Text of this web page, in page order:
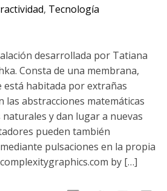
, Tecnología
desarrollada por Tatiana
Consta de una membrana,
está habitada por extrañas
las abstracciones matemáticas
y dan lugar a nuevas
pueden también
pulsaciones en la propia
by […]